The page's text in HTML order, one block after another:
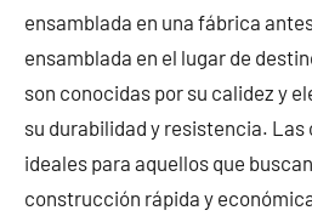
ensamblada en una fábrica
ensamblada en el lugar de
son conocidas por su calidez y
su durabilidad y resistencia. Las
ideales para aquellos que
construcción rápida y